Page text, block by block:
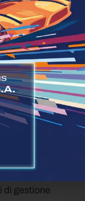
alla
come
basata su
del
modalità
di gestione